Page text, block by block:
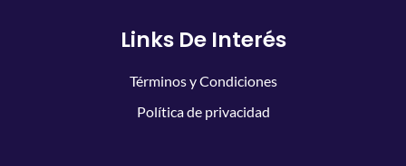
Links De Interés
Términos y Condiciones
Política de privacidad